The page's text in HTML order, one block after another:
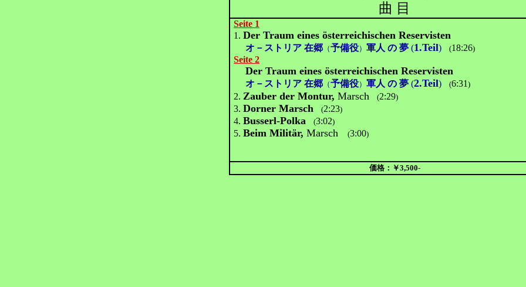
曲 目
Seite 1
1.Der Traum eines österreichischen Reservisten
オ－ストリア 在郷 （予備役）軍人 の 夢(1.Teil) (18:26)
Seite 2
Der Traum eines österreichischen Reservisten
オ－ストリア 在郷 （予備役）軍人 の 夢(2.Teil) (6:31)
2. Zauber der Montur, Marsch (2:29)
3.Dorner Marsch (2:23)
4.Busserl-Polka (3:02)
5.Beim Militär,Marsch (3:00)
価格：￥3,500-